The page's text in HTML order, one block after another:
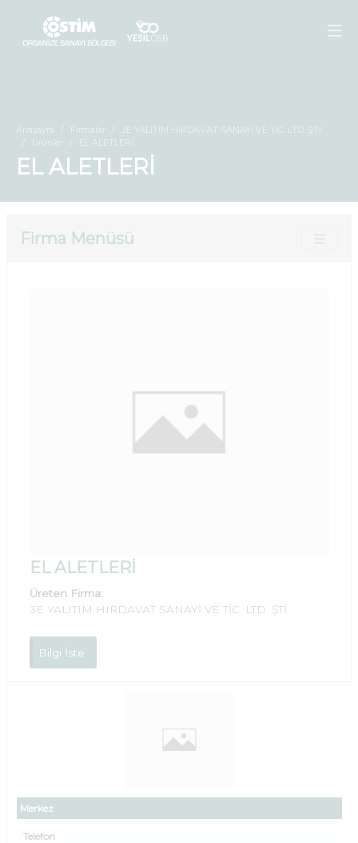
Anasayfa Firmalar
3E YALITIM HIRDAVAT SANAYİ VE TİC. LTD. ŞTİ.
Ürünler
EL ALETLERİ
EL ALETLERİ
Firma Menüsü
Merkez
Telefon
EL ALETLERİ
Üreten Firma:
3E YALITIM HIRDAVAT SANAYİ VE TİC. LTD. ŞTİ.
Bilgi İste